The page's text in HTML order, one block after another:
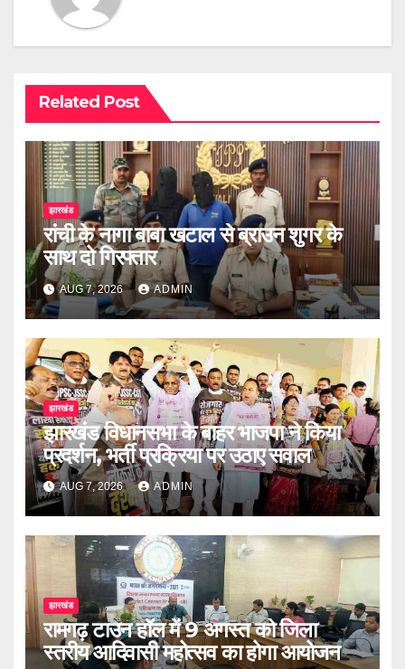
Related Post
झारखंड
रांची के नागा बाबा खटाल से ब्राउन शुगर के
साथ दो गिरफ्तार
AUG 7, 2026 ADMIN
झारखंड
झारखंड विधानसभा के बाहर भाजपा ने किया
प्रदर्शन, भर्ती प्रक्रिया पर उठाए सवाल
AUG 7, 2026 ADMIN
झारखंड
रामगढ़ टाउन हॉल में 9 अगस्त को जिला
स्तरीय आदिवासी महोत्सव का होगा आयोजन